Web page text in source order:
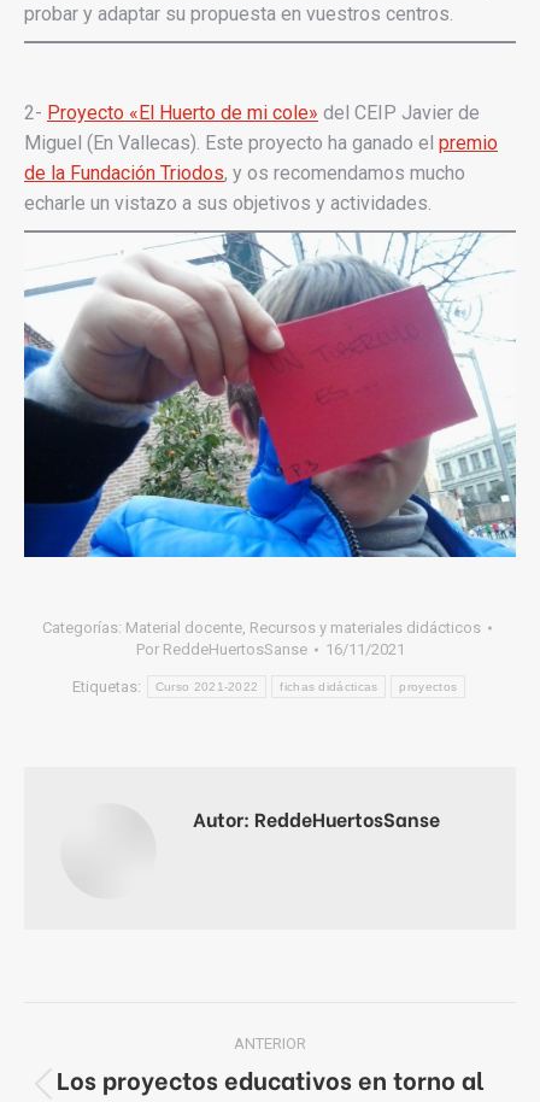
probar y adaptar su propuesta en vuestros centros.
2- Proyecto «El Huerto de mi cole» del CEIP Javier de
Miguel (En Vallecas). Este proyecto ha ganado el premio
de la Fundación Triodos, y os recomendamos mucho
echarle un vistazo a sus objetivos y actividades.
Categorías: Material docente, Recursos y materiales didácticos
Por ReddeHuertosSanse 16/11/2021
Etiquetas: Curso 2021-2022 fichas didácticas proyectos
Autor: ReddeHuertosSanse
Navegación
entre
ANTERIOR
Publicación
Los proyectos educativos en torno al